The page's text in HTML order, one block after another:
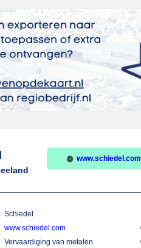
www.schiedel.com
Schiedel
www.schiedel.com
Vervaardiging van metalen